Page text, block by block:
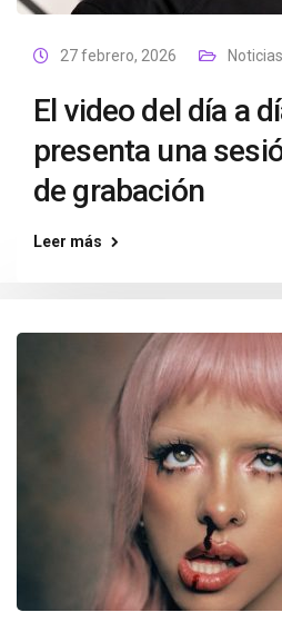
27 febrero, 2026 Noticias
El video del día a
presenta una
de grabación
Leer más